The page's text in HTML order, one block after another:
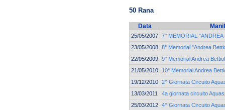
50 Rana
Data
25/05/2007 7° MEMORIAL
23/05/2008 8° Memorial "Andrea
22/05/2009 9° Memorial Andrea Bettiol
21/05/2010
10° Memorial Andrea
19/12/2010 2^ Giornata Circuito
13/03/2011
4a giornata circuito
25/03/2012 4^ Giornata Circuito